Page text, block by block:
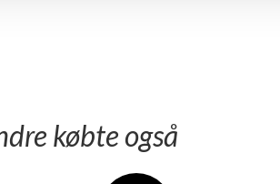
købte også